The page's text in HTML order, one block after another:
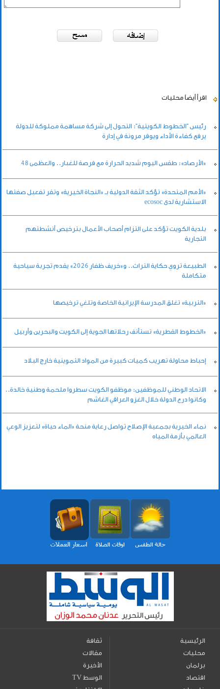
اقرأ أيضاً محليات
رئيس "الخطوط الكويتية": التحول إلى شركة مساهمة مملوكة للدولة
يرفع كفاءة الأداء ويوفر مرونة في إدارة
«الأرصاد»: طقس اليوم شديد الحرارة مع فرصة للغبار.. والعظمى 48
«الأمم المتحدة» تؤكد الثقة الدولية بـ «النجاة الخيرية» وتقر تفعيل صفتها
الاستشارية لدى ecosoc
بلدية الكويت تؤكد على التزام أصحاب الأعمال بترخيص أنشطتهم
التجارية
الطبيعة تروي حكاية التراث.. و«خريف ظفار 2026» يقدم تجربة سياحية
متكاملة
«التربية» تغلق المدرسة الإيرانية الخاصة وتلغي ترخيصها
«الخطوط القطرية» تستأنف رحلاتها الجوية إلى الكويت والبحرين وأربيل
إحباط محاولة تهريب كميات كبيرة من المواد التموينية خارج البلاد
الاتحاد الوطني للموظفين: موظفو الكويت سطروا ملحمة وطنية خالدة..
وكانوا درع الدولة خلال الغزو العراقي الغاشم
نماء الخيرية بجمعية الإصلاح تواصل رعاية منحة «الماء حياة» لتعزيز الوعي
العالمي بأزمة المياه
الرئيسية
محليات
برلمان
اقتصاد
ثقافة
مقالات
الأخيرة
TV الوسط